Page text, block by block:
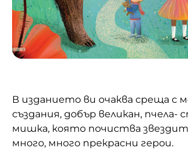
В изданието ви очаква среща с
създания, добър великан, пчела-
мишка, която почиства
много, много прекрасни герои.